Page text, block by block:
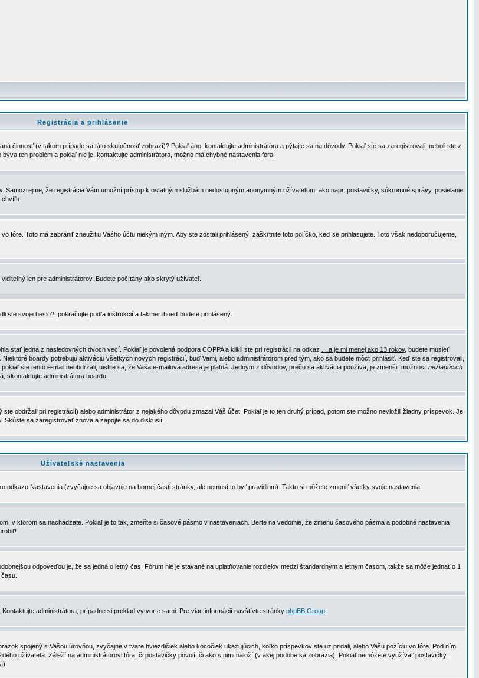
Registrácia a prihlásenie
činnosť (v takom prípade sa táto skutočnosť zobrazí)? Pokiaľ áno, kontaktujte administrátora a pýtajte sa na dôvody. Pokiaľ ste sa zaregistrovali, neboli ste z
ten problém a pokiaľ nie je, kontaktujte administrátora, možno má chybné nastavenia fóra.
že registrácia Vám umožní prístup k ostatným službám nedostupným anonymným užívateľom, ako napr. postavičky, súkromné správy, posielanie
vo fóre. Toto má zabrániť zneužitiu Vášho účtu niekým iným. Aby ste zostali prihlásený, zaškrtnite toto políčko, keď se prihlasujete. Toto však nedoporučujeme,
viditeľný len pre administrátorov. Budete počítáný ako skrytý užívateľ.
ste svoje heslo? , pokračujte podľa inštrukcií a takmer ihneď budete prihlásený.
stať jedna z nasledovných dvoch vecí. Pokiaľ je povolená podpora COPPA a klikli ste pri registrácii na odkaz
... a je mi menej ako 13 rokov, budete musieť
boardy potrebujú aktiváciu všetkých nových registrácií, buď Vami, alebo administrátorom pred tým, ako sa budete môcť prihlásiť. Keď ste sa registrovali,
ste tento e-mail neobdržali, uistite sa, že Vaša e-mailová adresa je platná. Jednym z dôvodov, prečo sa aktivácia používa, je zmenšiť možnosťnežiadúcich
skontaktujte administrátora boardu.
obdržali pri registrácií) alebo administrátor z nejakého dôvodu zmazal Váš účet. Pokiaľ je to ten druhý prípad, potom ste možno nevložili žiadny príspevok. Je
sa zaregistrovať znova a zapojte sa do diskusií.
Užívateľské nastavenia
odkazu Nastavenia (zvyčajne sa objavuje na hornej časti stránky, ale nemusí to byť pravidlom). Takto si môžete zmeniť všetky svoje nastavenia.
v ktorom sa nachádzate. Pokiaľ je to tak, zmeňte si časové pásmo v nastaveniach. Berte na vedomie, že zmenu časového pásma a podobné nastavenia
odpoveďou je, že sa jedná o letný čas. Fórum nie je stavané na uplatňovanie rozdielov medzi štandardným a letným časom, takže sa môže jednať o 1
administrátora, prípadne si preklad vytvorte sami. Pre viac informácií navštívte stránky phpBB Group
spojený s Vašou úrovňou, zvyčajne v tvare hviezdičiek alebo kocočiek ukazujúcich, koľko príspevkov ste už pridali, alebo Vašu pozíciu vo fóre. Pod ním
užívateľa. Záleží na administrátorovi fóra, či postavičky povolí, či ako s nimi naloží (v akej podobe sa zobrazia). Pokiaľ nemôžete využívať postavičky,